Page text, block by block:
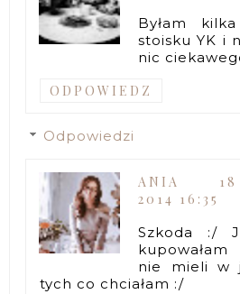
Byłam
stoisku YK i
nic
ODPOWIEDZ
Odpowiedzi
ANIA
2014 16:35
Szkoda :/
nie mieli w
tych co chciałam :/